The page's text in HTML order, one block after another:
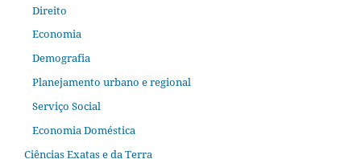
Direito
Economia
Demografia
Planejamento urbano e regional
Serviço Social
Economia Doméstica
Ciências Exatas e da Terra